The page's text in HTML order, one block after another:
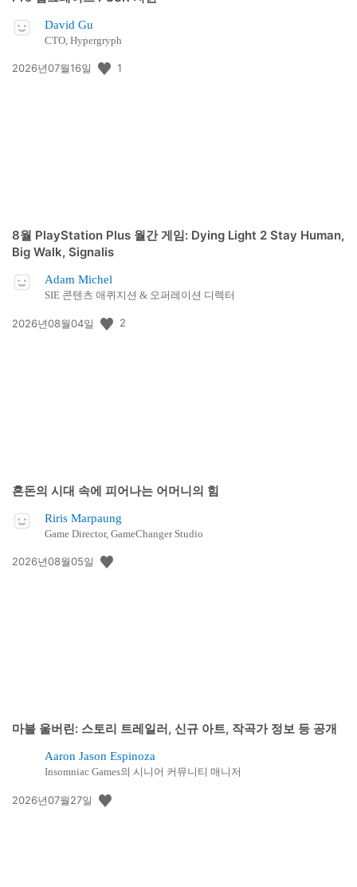
David Gu
CTO, Hypergryph
공
2026년07월16일 1
8월 PlayStation Plus 월간 게임: Dying Light 2 Stay Human,
Big Walk, Signalis
Adam Michel
SIE 콘텐츠 애퀴지션 & 오퍼레이션 디렉터
공
2026년08월04일 2
혼돈의 시대 속에 피어나는 어머니의 힘
Riris Marpaung
Game Director, GameChanger Studio
공
2026년08월05일
마블 울버린: 스토리 트레일러, 신규 아트, 작곡가 정보 등 공개
Aaron Jason Espinoza
Insomniac Games의 시니어 커뮤니티 매니저
공
2026년07월27일